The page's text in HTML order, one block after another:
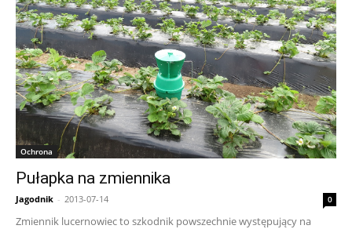
Ochrona
Pułapka na zmiennika
Jagodnik - 2013-07-14 0
Zmiennik lucernowiec to szkodnik powszechnie występujący na